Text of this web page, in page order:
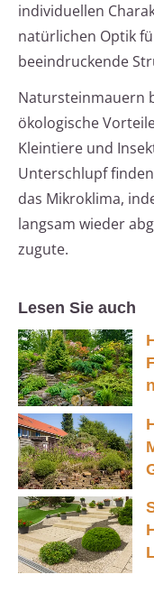
individuellen
natürlichen Optik
beeindruckende
Natursteinmauern
ökologische
Kleintiere und
Unterschlupf
das Mikroklima,
langsam wieder
zugute.
Lesen Sie auch